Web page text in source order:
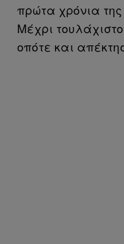
πρώτα χρόνια της
Μέχρι
οπότε και